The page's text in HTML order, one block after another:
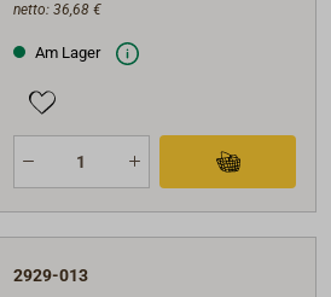
netto: 36,68 €
Am Lager
2929-013